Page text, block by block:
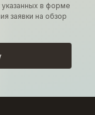
в форме
заявки на обзор